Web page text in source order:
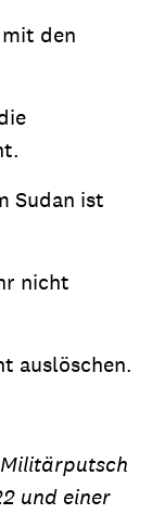
den
Sudan ist
nicht
auslöschen.
und einer